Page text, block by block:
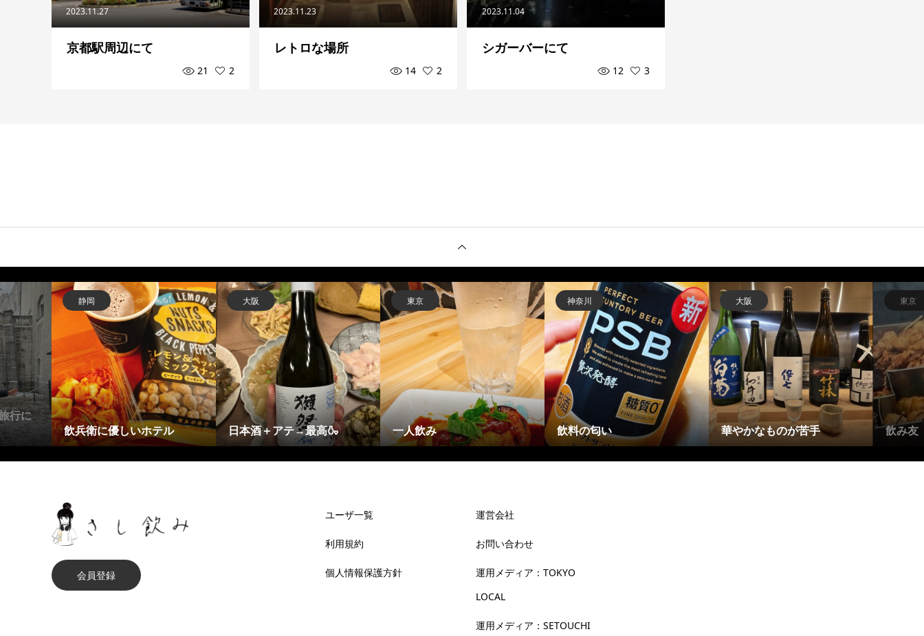
2023.11.27
京都駅周辺にて
21 2
2023.11.23
レトロな場所
14 2
2023.11.04
シガーバーにて
12 3
大阪
華やかなものが苦手
東京
飲み友
福島
折角の遠出なのに…
神奈川
ついつい…
兵庫
ひとり呑みもいいよね。
千葉
ヨーロッ
行きまし
会員登録
ユーザ一覧
利用規約
個人情報保護方針
運営会社
お問い合わせ
運用メディア：TOKYO
LOCAL
運用メディア：SETOUCHI